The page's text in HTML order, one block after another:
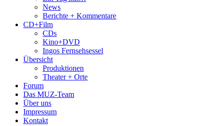
News
Berichte + Kommentare
CD+Film
CDs
Kino+DVD
Ingos Fernsehsessel
Übersicht
Produktionen
Theater + Orte
Forum
Das MUZ-Team
Über uns
Impressum
Kontakt